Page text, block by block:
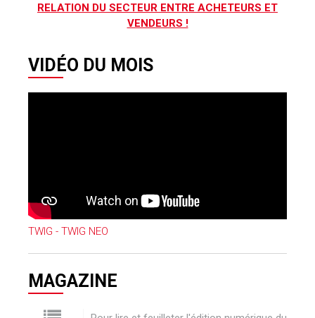
RELATION DU SECTEUR ENTRE ACHETEURS ET
VENDEURS !
VIDÉO DU MOIS
TWIG - TWIG NEO
MAGAZINE